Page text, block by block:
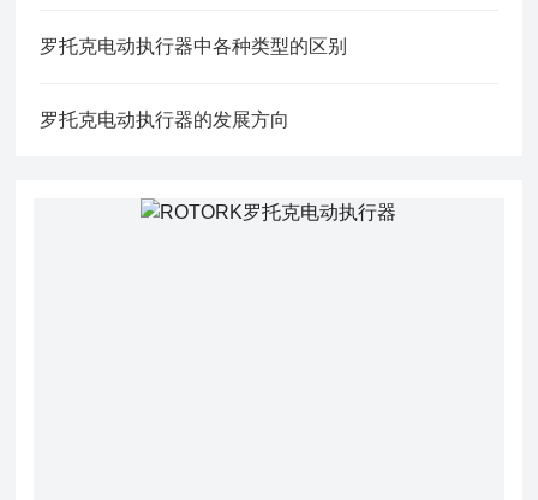
罗托克电动执行器中各种类型的区别
罗托克电动执行器的发展方向